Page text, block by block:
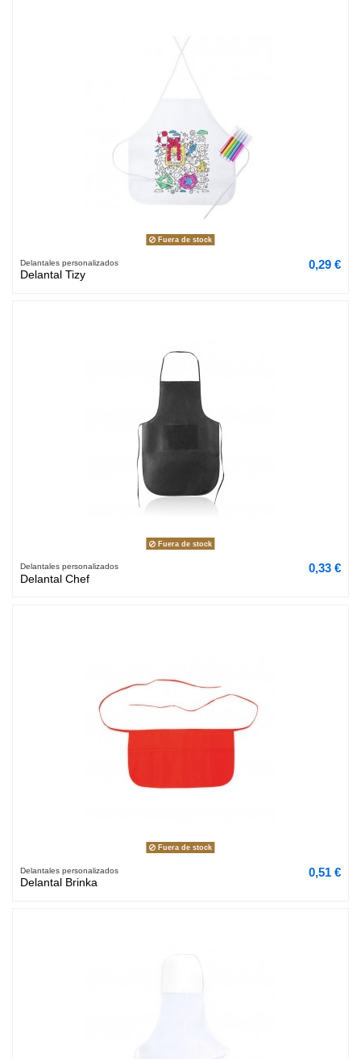
Fuera de stock
Delantales personalizados
Delantal Tizy
0,29 €
Fuera de stock
Delantales personalizados
Delantal Chef
0,33 €
Fuera de stock
Delantales personalizados
Delantal Brinka
0,51 €